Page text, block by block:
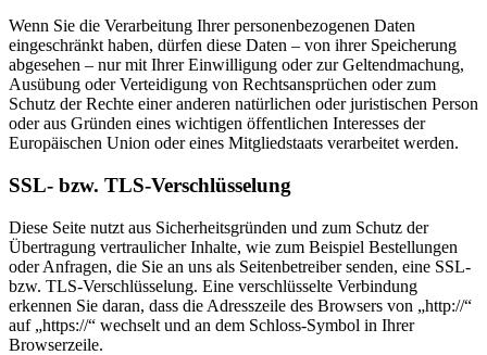
Wenn Sie die Verarbeitung Ihrer personenbezogenen Daten
eingeschränkt haben, dürfen diese Daten – von ihrer Speicherung
abgesehen – nur mit Ihrer Einwilligung oder zur Geltendmachung,
Ausübung oder Verteidigung von Rechtsansprüchen oder zum
Schutz der Rechte einer anderen natürlichen oder juristischen Person
oder aus Gründen eines wichtigen öffentlichen Interesses der
Europäischen Union oder eines Mitgliedstaats verarbeitet werden.
SSL- bzw. TLS-Verschlüsselung
Diese Seite nutzt aus Sicherheitsgründen und zum Schutz der
Übertragung vertraulicher Inhalte, wie zum Beispiel Bestellungen
oder Anfragen, die Sie an uns als Seitenbetreiber senden, eine SSL-
bzw. TLS-Verschlüsselung. Eine verschlüsselte Verbindung
erkennen Sie daran, dass die Adresszeile des Browsers von „http://“
auf „https://“ wechselt und an dem Schloss-Symbol in Ihrer
Browserzeile.